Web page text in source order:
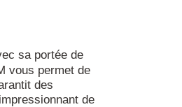
sa portée de
vous permet de
des
de